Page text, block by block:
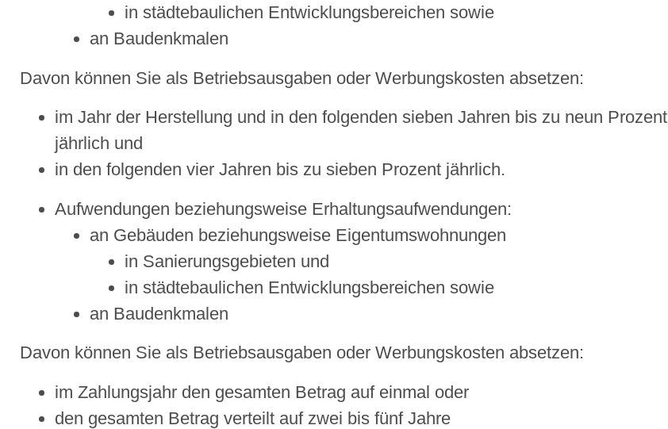
in städtebaulichen Entwicklungsbereichen sowie
an Baudenkmalen
Davon können Sie als Betriebsausgaben oder Werbungskosten absetzen:
im Jahr der Herstellung und in den folgenden sieben Jahren bis zu neun Prozent
jährlich und
in den folgenden vier Jahren bis zu sieben Prozent jährlich.
Aufwendungen beziehungsweise Erhaltungsaufwendungen:
an Gebäuden beziehungsweise Eigentumswohnungen
in Sanierungsgebieten und
in städtebaulichen Entwicklungsbereichen sowie
an Baudenkmalen
Davon können Sie als Betriebsausgaben oder Werbungskosten absetzen:
im Zahlungsjahr den gesamten Betrag auf einmal oder
den gesamten Betrag verteilt auf zwei bis fünf Jahre